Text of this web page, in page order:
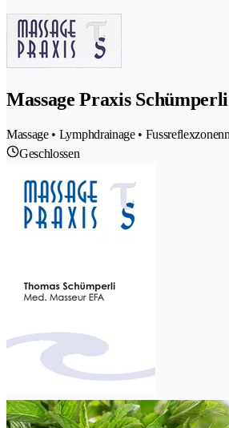
Massage Praxis
Massage • Lymphdrainage •
Geschlossen